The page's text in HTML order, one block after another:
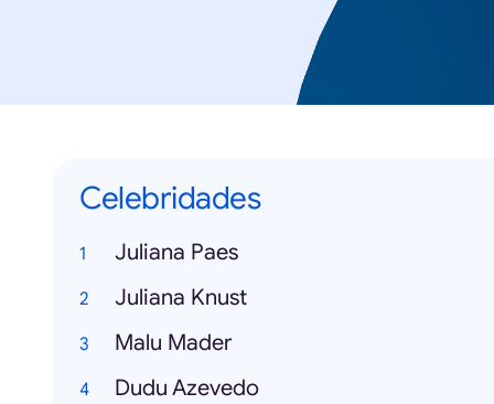
Celebridades
Juliana Paes
Juliana Knust
Malu Mader
Dudu Azevedo